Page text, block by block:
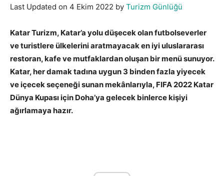
Last Updated on 4 Ekim 2022 by Turizm Günlüğü
Katar Turizm, Katar’a yolu düşecek olan futbolseverler
ve turistlere ülkelerini aratmayacak en iyi uluslararası
restoran, kafe ve mutfaklardan oluşan bir menü sunuyor.
Katar, her damak tadına uygun 3 binden fazla yiyecek
ve içecek seçeneği sunan mekânlarıyla, FIFA 2022 Katar
Dünya Kupası için Doha’ya gelecek binlerce kişiyi
ağırlamaya hazır.